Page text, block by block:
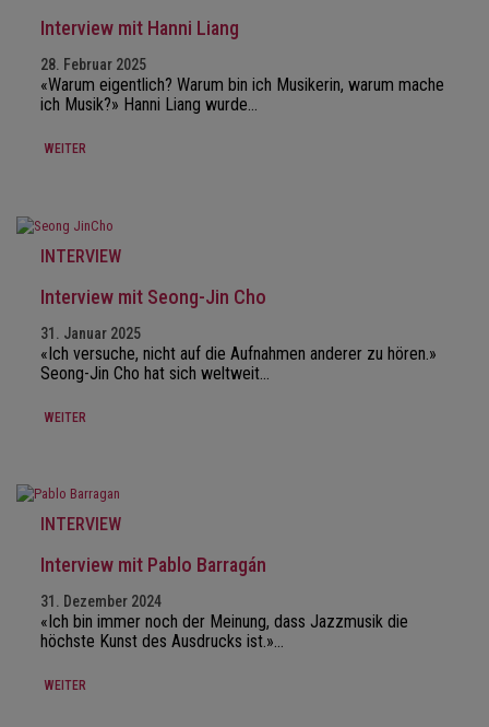
Interview mit Hanni Liang
28. Februar 2025
«Warum eigentlich? Warum bin ich Musikerin, warum mache
ich Musik?» Hanni Liang wurde…
WEITER
INTERVIEW
Interview mit Seong-Jin Cho
31. Januar 2025
«Ich versuche, nicht auf die Aufnahmen anderer zu hören.»
Seong-Jin Cho hat sich weltweit…
WEITER
INTERVIEW
Interview mit Pablo Barragán
31. Dezember 2024
«Ich bin immer noch der Meinung, dass Jazzmusik die
höchste Kunst des Ausdrucks ist.»…
WEITER